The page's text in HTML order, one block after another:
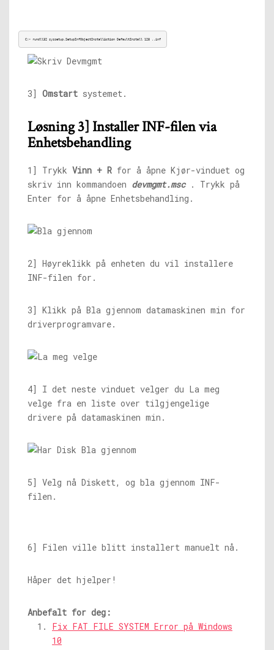
C:> rundll32 syssetup,SetupInfObjectInstallAction DefaultInstall 128 ..inf
3] Omstart systemet.
Løsning 3] Installer INF-filen via
Enhetsbehandling
1] Trykk Vinn + R for å åpne Kjør-vinduet og
skriv inn kommandoen devmgmt.msc . Trykk på
Enter for å åpne Enhetsbehandling.
2] Høyreklikk på enheten du vil installere
INF-filen for.
3] Klikk på Bla gjennom datamaskinen min for
driverprogramvare.
4] I det neste vinduet velger du La meg
velge fra en liste over tilgjengelige
drivere på datamaskinen min.
5] Velg nå Diskett, og bla gjennom INF-
filen.
6] Filen ville blitt installert manuelt nå.
Håper det hjelper!
Anbefalt for deg:
Fix FAT FILE SYSTEM Error på Windows
10